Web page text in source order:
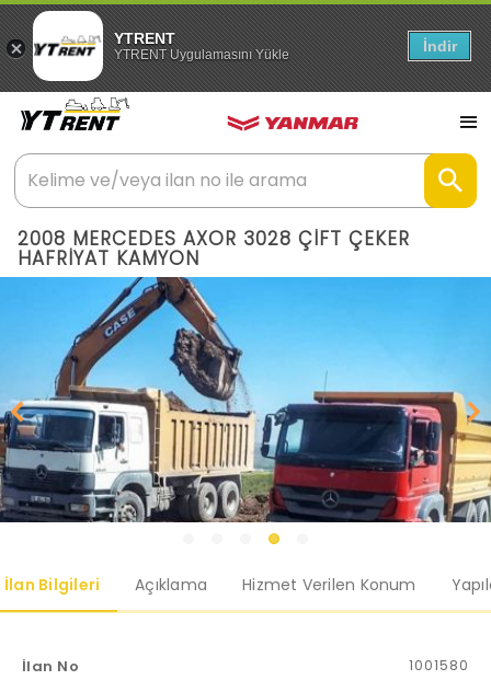
YTRENT
YTRENT Uygulamasını Yükle İndir
2008 MERCEDES AXOR 3028 ÇİFT ÇEKER
HAFRİYAT KAMYON
İlan Bilgileri Açıklama Hizmet Verilen Konum
İlan No 1001580